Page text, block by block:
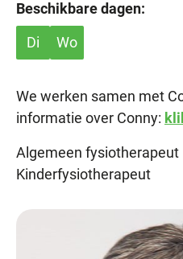
Beschikbare dagen:
Di
Wo
We werken samen met
informatie over Conny:
Algemeen fysiotherapeut
Kinderfysiotherapeut